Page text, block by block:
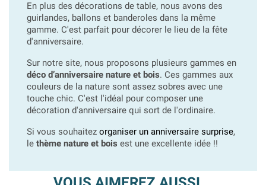
En plus des décorations de table, nous avons des
guirlandes, ballons et banderoles dans la même
gamme. C'est parfait pour décorer le lieu de la fête
d'anniversaire.
Sur notre site, nous proposons plusieurs gammes en
déco d’anniversaire nature et bois. Ces gammes aux
couleurs de la nature sont assez sobres avec une
touche chic. C'est l'idéal pour composer une
décoration d'anniversaire qui sort de l'ordinaire.
Si vous souhaitez organiser un anniversaire surprise,
le thème nature et bois est une excellente idée !!